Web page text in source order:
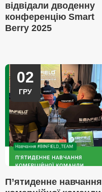
відвідали дводенну
конференцію Smart
Berry 2025
02
ГРУ
П’ятиденне навчання